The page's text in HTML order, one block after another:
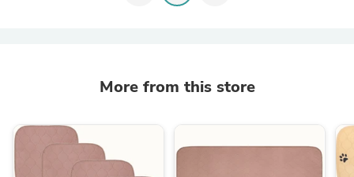
More from this store